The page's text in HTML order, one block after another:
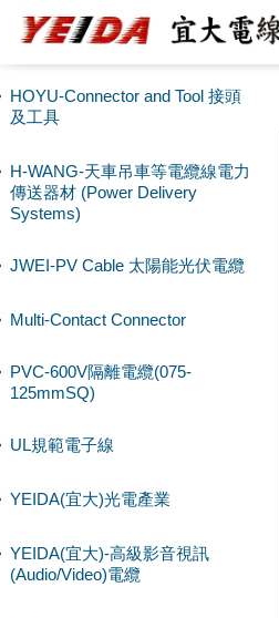
HOYU-Connector and Tool 接頭
及工具
H-WANG-天車吊車等電纜線電力
傳送器材 (Power Delivery
Systems)
JWEI-PV Cable 太陽能光伏電纜
Multi-Contact Connector
PVC-600V隔離電纜(075-
125mmSQ)
UL規範電子線
YEIDA(宜大)光電產業
YEIDA(宜大)-高級影音視訊
(Audio/Video)電纜